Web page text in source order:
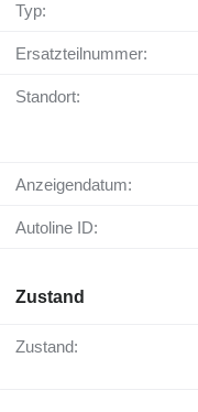
Typ:
Ersatzteilnummer:
Standort:
Anzeigendatum:
Autoline ID:
Zustand
Zustand: